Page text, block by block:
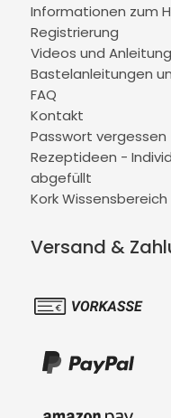
Informationen zum
Registrierung
Videos und
Bastelanleitungen
FAQ
Kontakt
Passwort vergessen
Rezeptideen -
abgefüllt
Kork Wissensbereich
Versand &